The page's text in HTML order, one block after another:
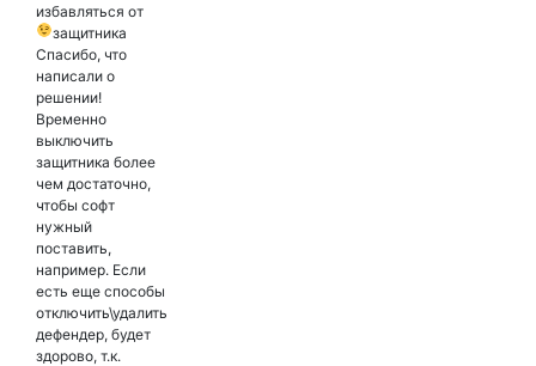
избавляться от
защитника
Спасибо, что
написали о
решении!
Временно
выключить
защитника более
чем достаточно,
чтобы софт
нужный
поставить,
например. Если
есть еще способы
отключить\удалить
дефендер, будет
здорово, т.к.